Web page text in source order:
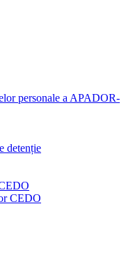
personale a APADOR-
detenție
CEDO